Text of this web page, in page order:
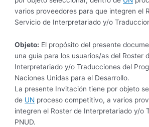
varios proveedores para que integren el
Servicio de Interpretariado y/o
Objeto: El propósito del presente
una guía para los usuarios/as del Roster
Interpretariado y/o Traducciones del
Naciones Unidas para el Desarrollo.
La presente Invitación tiene por objeto
de UN proceso competitivo, a varios
integren el Roster de Interpretariado y/o
PNUD.